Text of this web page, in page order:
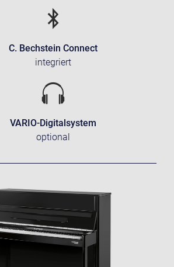
C. Bechstein Connect
integriert
VARIO-Digitalsystem
optional